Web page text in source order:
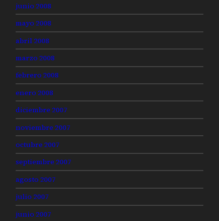
junio 2008
mayo 2008
abril 2008
marzo 2008
febrero 2008
enero 2008
diciembre 2007
noviembre 2007
octubre 2007
septiembre 2007
agosto 2007
julio 2007
junio 2007